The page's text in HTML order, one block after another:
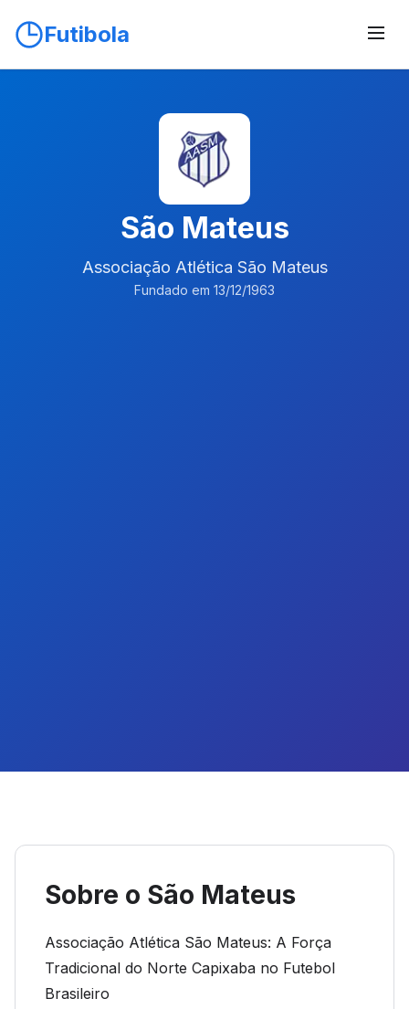
Futibola
São Mateus
Associação Atlética São Mateus
Fundado em 13/12/1963
Sobre o São Mateus
Associação Atlética São Mateus: A Força
Tradicional do Norte Capixaba no Futebol
Brasileiro